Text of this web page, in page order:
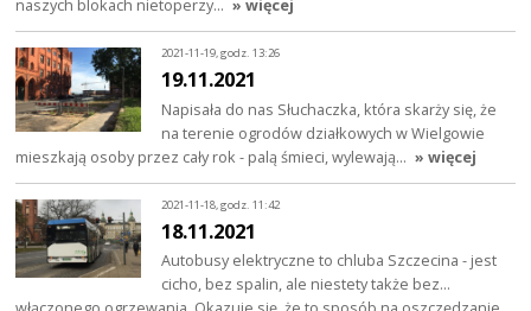
naszych blokach nietoperzy… » więcej
2021-11-19, godz. 13:26
19.11.2021
Napisała do nas Słuchaczka, która skarży się, że
na terenie ogrodów działkowych w Wielgowie
mieszkają osoby przez cały rok - palą śmieci, wylewają… » więcej
2021-11-18, godz. 11:42
18.11.2021
Autobusy elektryczne to chluba Szczecina - jest
cicho, bez spalin, ale niestety także bez...